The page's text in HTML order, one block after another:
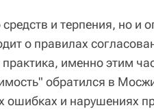
и терпения, но и
о правилах
именно этим
обратился в
ошибках и нарушениях